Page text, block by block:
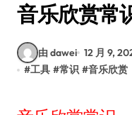
音乐欣赏常
由 dawei 12 月 9,
#工具 #常识 #音乐欣赏